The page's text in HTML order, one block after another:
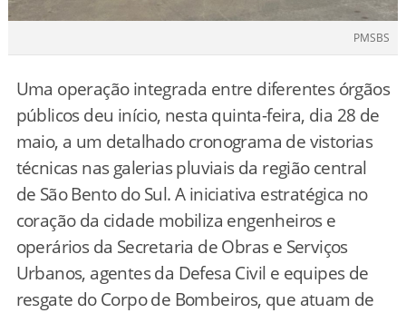
PMSBS
Uma operação integrada entre diferentes órgãos
públicos deu início, nesta quinta-feira, dia 28 de
maio, a um detalhado cronograma de vistorias
técnicas nas galerias pluviais da região central
de São Bento do Sul. A iniciativa estratégica no
coração da cidade mobiliza engenheiros e
operários da Secretaria de Obras e Serviços
Urbanos, agentes da Defesa Civil e equipes de
resgate do Corpo de Bombeiros, que atuam de